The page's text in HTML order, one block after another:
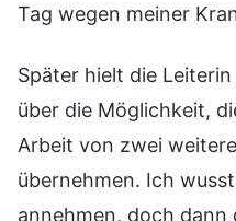
Tag wegen meiner
Später hielt die
über die Möglichkeit,
Arbeit von zwei
übernehmen. Ich
annehmen, doch dann